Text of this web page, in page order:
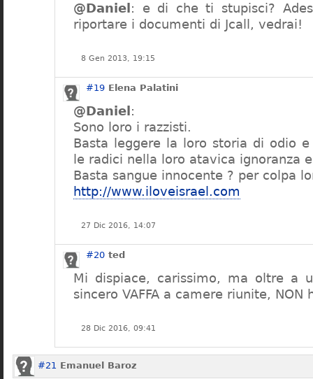
@Daniel : e di che ti stupisci?
riportare i documenti di Jcall, vedrai!
8 Gen 2013, 19:15
#19 Elena Palatini
@Daniel :
Sono loro i razzisti.
Basta leggere la loro storia di odio e
le radici nella loro atavica ignoranza
Basta sangue innocente ? per colpa
http://www.iloveisrael.com
27 Dic 2016, 14:07
#20 ted
Mi dispiace, carissimo, ma oltre a
sincero VAFFA a camere riunite,
28 Dic 2016, 09:41
#21 Emanuel Baroz